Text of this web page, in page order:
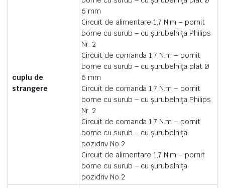
cuplu de
strangere
6 mm
Circuit de alimentare 1,7 N.m – pornit
borne cu surub – cu şurubelniţa Philips
Nr. 2
Circuit de comanda 1,7 N.m – pornit
borne cu surub – cu şurubelniţa plat Ø
6 mm
Circuit de comanda 1,7 N.m – pornit
borne cu surub – cu şurubelniţa Philips
Nr. 2
Circuit de comanda 1,7 N.m – pornit
borne cu surub – cu şurubelniţa
pozidriv No 2
Circuit de alimentare 1,7 N.m – pornit
borne cu surub – cu şurubelniţa
pozidriv No 2